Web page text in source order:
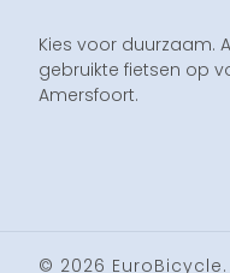
Kies voor duurzaam.
gebruikte fietsen op
Amersfoort.
© 2026